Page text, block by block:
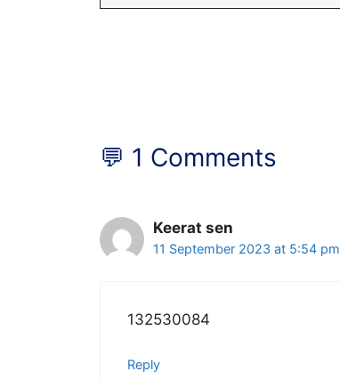
💬 1 Comments
Keerat sen
11 September 2023 at 5:54 pm
132530084
Reply